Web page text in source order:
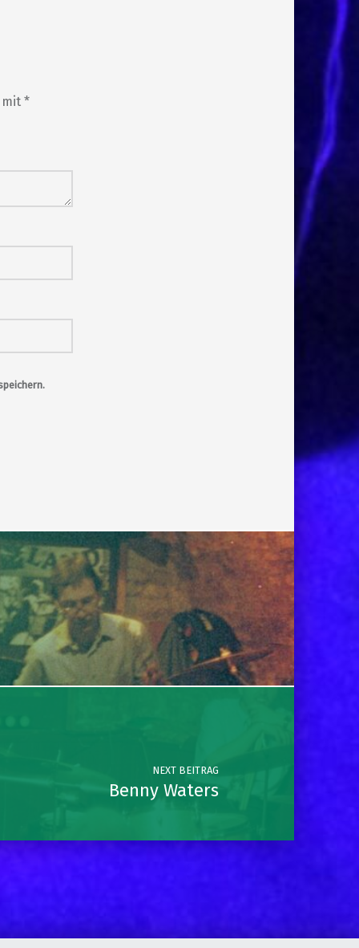
*
NEXT BEITRAG
Benny Waters